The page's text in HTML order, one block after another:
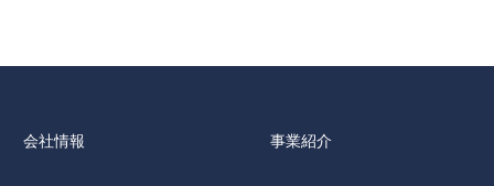
会社情報 事業紹介